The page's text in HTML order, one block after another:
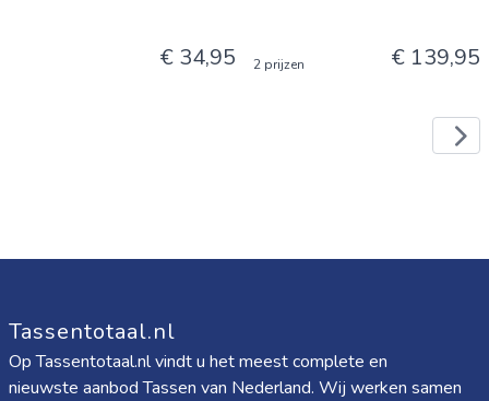
€ 34,95 2 prijzen € 139,95
Tassentotaal.nl
Op Tassentotaal.nl vindt u het meest complete en
nieuwste aanbod Tassen van Nederland. Wij werken samen